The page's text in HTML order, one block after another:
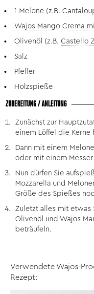
1 Melone (z.B.
Wajos Mango Crema
Olivenöl (z.B.Castello
Salz
Pfeffer
Holzspieße
ZUBEREITUNG / ANLEITUNG
Zunächst zur
einem Löffel die Kerne
Dann mit einem
oder mit einem
Nun dürfen Sie
Mozzarella und
Größe des Spießes
Zuletzt alles mit etwas
Olivenöl und Wajos
beträufeln.
Verwendete Wajos-
Rezept: